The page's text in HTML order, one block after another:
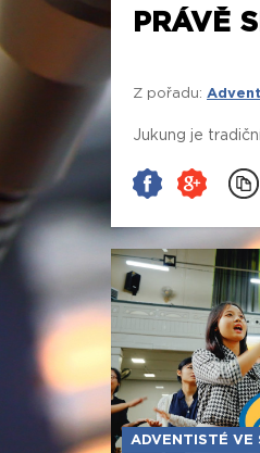
PRÁVĚ
Z pořadu:
Jukung je
ADVENTISTÉ VE